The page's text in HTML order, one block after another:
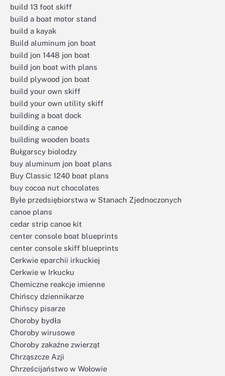
build 13 foot skiff
build a boat motor stand
build a kayak
Build aluminum jon boat
build jon 1448 jon boat
build jon boat with plans
build plywood jon boat
build your own skiff
build your own utility skiff
building a boat dock
building a canoe
building wooden boats
Bułgarscy biolodzy
buy aluminum jon boat plans
Buy Classic 1240 boat plans
buy cocoa nut chocolates
Byłe przedsiębiorstwa w Stanach Zjednoczonych
canoe plans
cedar strip canoe kit
center console boat blueprints
center console skiff blueprints
Cerkwie eparchii irkuckiej
Cerkwie w Irkucku
Chemiczne reakcje imienne
Chińscy dziennikarze
Chińscy pisarze
Choroby bydła
Choroby wirusowe
Choroby zakaźne zwierząt
Chrząszcze Azji
Chrześcijaństwo w Wołowie